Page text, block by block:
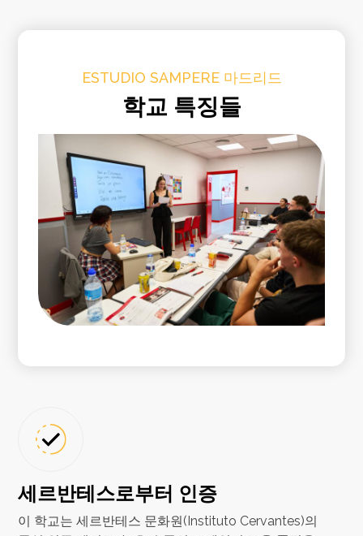
ESTUDIO SAMPERE 마드리드
학교 특징들
세르반테스로부터 인증
이 학교는 세르반테스 문화원(Instituto Cervantes)의